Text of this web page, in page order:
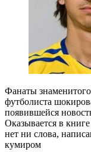
Фанаты
футболиста
появившейся
Оказывается в
нет ни слова,
кумиром